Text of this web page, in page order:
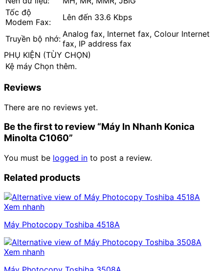
Tốc độ
Modem Fax:
Lên đến 33.6 Kbps
Truyền bộ nhớ: Analog fax, Internet fax, Colour Internet
fax, IP address fax
PHỤ KIỆN (TÙY CHỌN)
Kệ máy Chọn thêm.
Reviews
There are no reviews yet.
Be the first to review “Máy In Nhanh Konica
Minolta C1060”
You must be logged in to post a review.
Related products
Xem nhanh
Máy Photocopy Toshiba 4518A
Xem nhanh